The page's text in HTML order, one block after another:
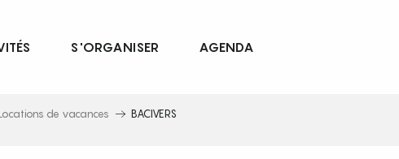
S'ORGANISER AGENDA
de vacances BACIVERS